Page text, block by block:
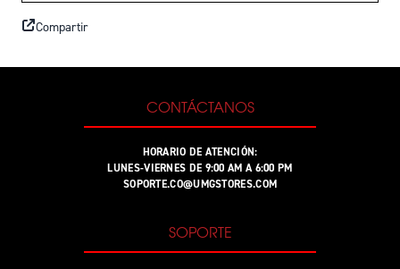
Compartir
CONTÁCTANOS
HORARIO DE ATENCIÓN:
LUNES-VIERNES DE 9:00 AM A 6:00 PM
SOPORTE.CO@UMGSTORES.COM
SOPORTE